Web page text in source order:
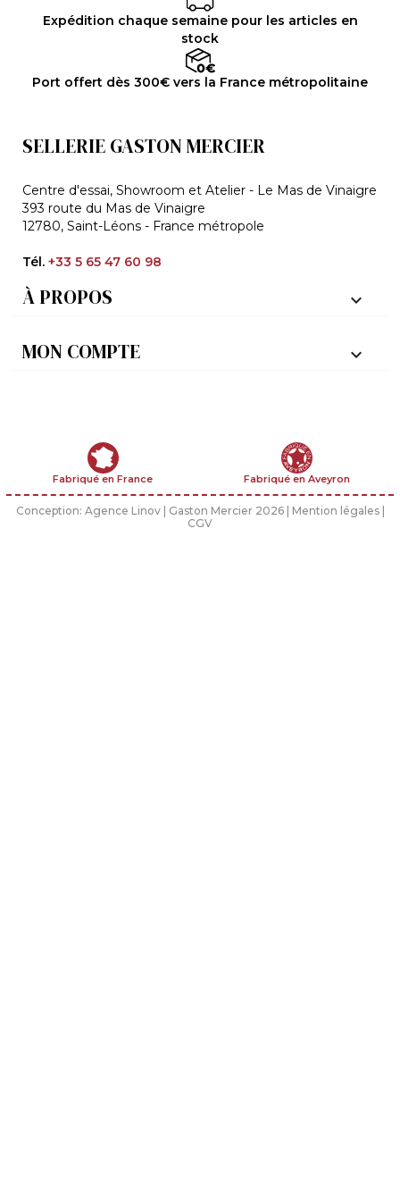
Expédition chaque semaine pour les articles en
stock
Port offert dès 300€ vers la France métropolitaine
SELLERIE GASTON MERCIER
Centre d'essai, Showroom et Atelier - Le Mas de Vinaigre
393 route du Mas de Vinaigre
12780, Saint-Léons - France métropole
Tél. +33 5 65 47 60 98
À PROPOS 
MON COMPTE 
Conception: Agence Linov| Gaston Mercier 2026 | Mention légales|
CGV
Fabriqué en France Fabriqué en Aveyron